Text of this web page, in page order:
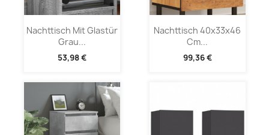
Nachttisch Mit Glastür
Grau...
53,98 €
Nachttisch 40x33x46
Cm...
99,36 €